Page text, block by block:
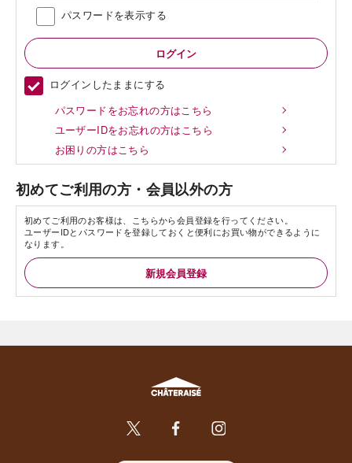
パスワードを表示する
ログインしたままにする
パスワードをお忘れの方はこちら
ユーザーIDをお忘れの方はこちら
お困りの方はこちら
初めてご利用の方・会員以外の方
初めてご利用のお客様は、こちらから会員登録を行ってください。
ユーザーIDとパスワードを登録しておくと便利にお買い物ができるように
なります。